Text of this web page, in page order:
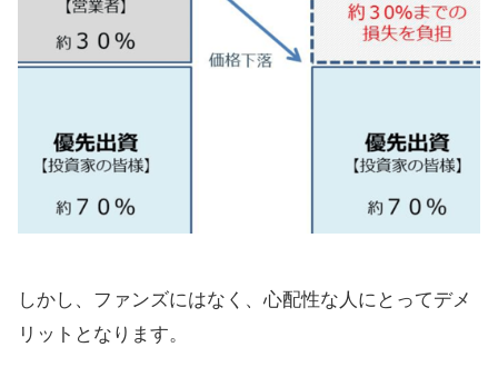
しかし、ファンズにはなく、心配性な人にとってデメ
リットとなります。